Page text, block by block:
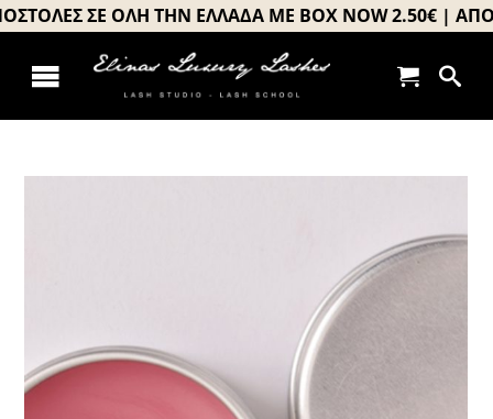
Μετάβαση
στο
περιεχόμενο
ΣΕ ΟΛΗ ΤΗΝ ΕΛΛΑΔΑ ΜΕ BOX NOW 2.50€ |
Toggle
Αρχική